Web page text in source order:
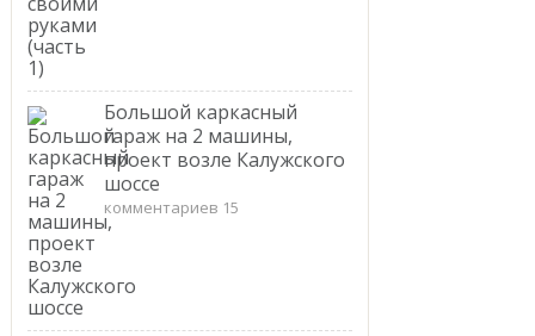
Большой каркасный
гараж на 2 машины,
проект возле Калужского
шоссе
комментариев 15